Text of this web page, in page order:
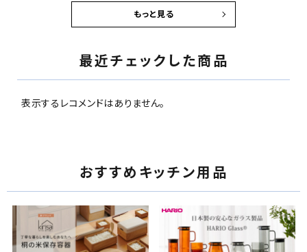
もっと見る
最近チェックした商品
表示するレコメンドはありません。
おすすめキッチン用品